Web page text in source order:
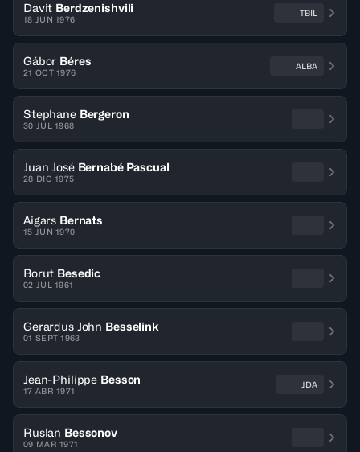
Davit Berdzenishvili
18 JUN 1976
TBIL
Gábor Béres
21 OCT 1976
ALBA
Stephane Bergeron
30 JUL 1968
Juan José Bernabé Pascual
28 DIC 1975
Aigars Bernats
15 JUN 1970
Borut Besedic
02 JUL 1961
Gerardus John Besselink
01 SEPT 1963
Jean-Philippe Besson
17 ABR 1971
JDA
Ruslan Bessonov
09 MAR 1971